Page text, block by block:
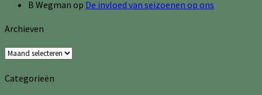
B Wegman op De invloed van seizoenen op ons
Archieven
Archieven
Categorieën